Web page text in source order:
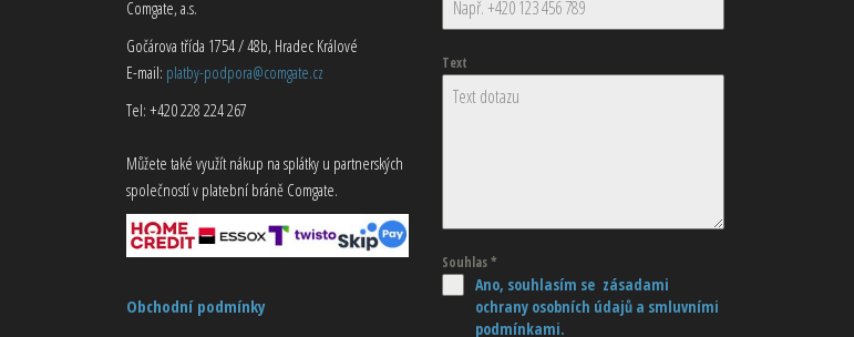
Comgate, a.s.
Gočárova třída 1754 / 48b, Hradec Králové
E-mail: platby-podpora@comgate.cz
Tel: +420 228 224 267
Můžete také využít nákup na splátky u partnerských
společností v platební bráně Comgate.
Obchodní podmínky
Text
Souhlas*
Ano, souhlasím se zásadami
ochrany osobních údajů a smluvními
podmínkami.